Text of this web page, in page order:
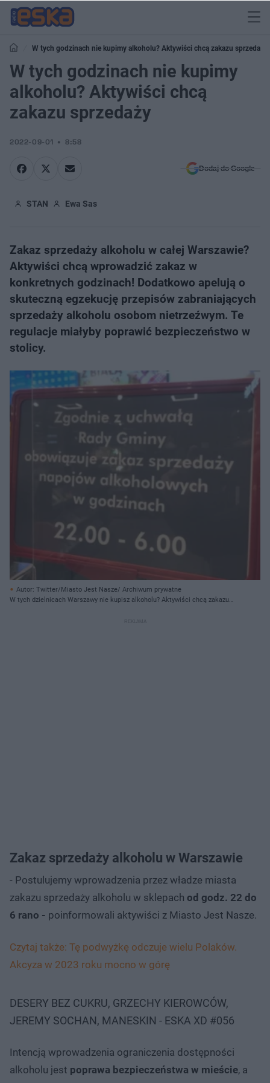
W tych godzinach nie kupimy alkoholu? Aktywiści chcą zakazu sprzedaży
W tych godzinach nie kupimy
alkoholu? Aktywiści chcą
zakazu sprzedaży
2022-09-01 8:58
Dodaj do Google
STAN Ewa Sas
Zakaz sprzedaży alkoholu w całej Warszawie?
Aktywiści chcą wprowadzić zakaz w
konkretnych godzinach! Dodatkowo apelują o
skuteczną egzekucję przepisów zabraniających
sprzedaży alkoholu osobom nietrzeźwym. Te
regulacje miałyby poprawić bezpieczeństwo w
stolicy.
Autor: Twitter/Miasto Jest Nasze/ Archiwum prywatne
W tych dzielnicach Warszawy nie kupisz alkoholu? Aktywiści chcą zakazu
Zakaz sprzedaży alkoholu w Warszawie
- Postulujemy wprowadzenia przez władze miasta
zakazu sprzedaży alkoholu w sklepach od godz. 22 do
6 rano - poinformowali aktywiści z Miasto Jest Nasze.
Czytaj także: Tę podwyżkę odczuje wielu Polaków.
Akcyza w 2023 roku mocno w górę
DESERY BEZ CUKRU, GRZECHY KIEROWCÓW,
JEREMY SOCHAN, MANESKIN - ESKA XD #056
Intencją wprowadzenia ograniczenia dostępności
alkoholu jest poprawa bezpieczeństwa w mieście, a